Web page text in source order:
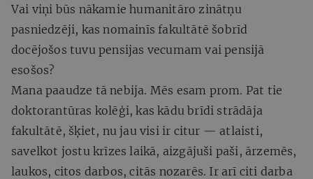
Vai viņi būs nākamie humanitāro zinātņu
pasniedzēji, kas nomainīs fakultātē šobrīd
docējošos tuvu pensijas vecumam vai pensijā
esošos?
Mana paaudze tā nebija. Mēs esam prom. Pat tie
doktorantūras kolēģi, kas kādu brīdi strādāja
fakultātē, šķiet, nu jau visi ir citur — atlaisti,
savelkot jostu krīzes laikā, aizgājuši paši, ārzemēs,
laukos, citos darbos, citās nozarēs. Ir arī citi darba